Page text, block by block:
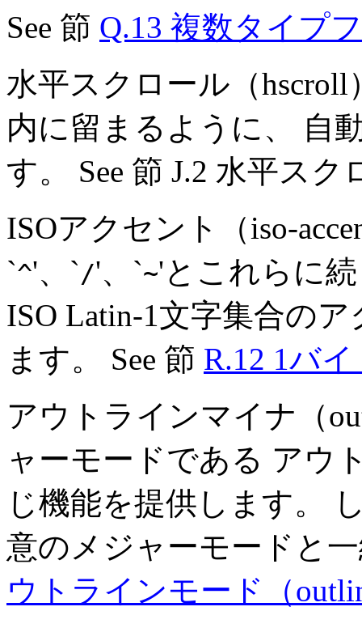
See 節 Q.13 複数タイプ
水平スクロール（
内に留まるように、 自
す。 See 節 J.2 水平スク
ISOアクセント（iso-
`^'、`/'、`~'とこれらに
ISO Latin-1文字集合の
ます。 See 節 R.12 1バ
アウトラインマイナ（
ャーモードである アウ
じ機能を提供します。
意のメジャーモードと
ウトラインモード（